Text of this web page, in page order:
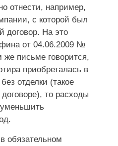
отнести, например,
с которой был
договор. На это
от 04.06.2009 №
письме говорится,
приобреталась в
отделки (такое
то расходы
обязательном